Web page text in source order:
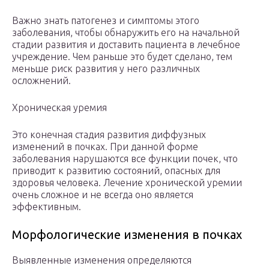
Важно знать патогенез и симптомы этого
заболевания, чтобы обнаружить его на начальной
стадии развития и доставить пациента в лечебное
учреждение. Чем раньше это будет сделано, тем
меньше риск развития у него различных
осложнений.
Хроническая уремия
Это конечная стадия развития диффузных
изменений в почках. При данной форме
заболевания нарушаются все функции почек, что
приводит к развитию состояний, опасных для
здоровья человека. Лечение хронической уремии
очень сложное и не всегда оно является
эффективным.
Морфологические изменения в почках
Выявленные изменения определяются